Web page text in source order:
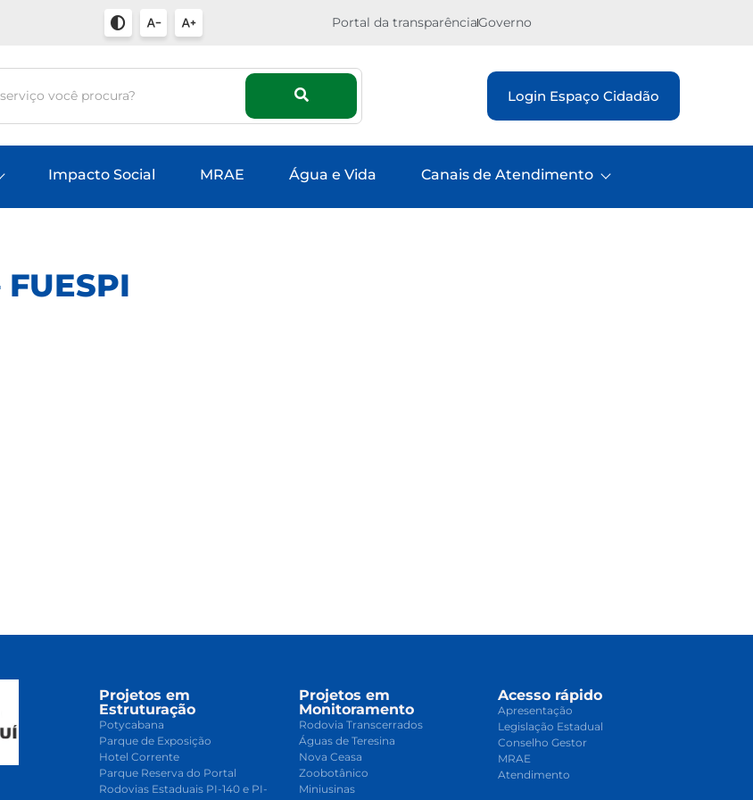
Portal da transparênciaGoverno
Login Espaço Cidadão
Impacto Social MRAE Água e Vida Canais de Atendimento
Projetos em
Estruturação
Potycabana
Parque de Exposição
Hotel Corrente
Parque Reserva do Portal
Rodovias Estaduais PI-140 e PI-
Projetos em
Monitoramento
Rodovia Transcerrados
Águas de Teresina
Nova Ceasa
Zoobotânico
Miniusinas
Acesso rápido
Apresentação
Legislação Estadual
Conselho Gestor
MRAE
Atendimento